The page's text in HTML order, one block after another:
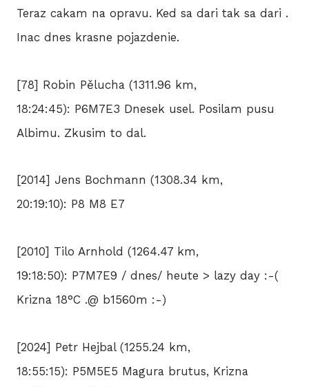
Teraz cakam na opravu. Ked sa dari tak sa dari .
Inac dnes krasne pojazdenie.
[78] Robin Pělucha (1311.96 km,
18:24:45): P6M7E3 Dnesek usel. Posilam pusu
Albimu. Zkusim to dal.
[2014] Jens Bochmann (1308.34 km,
20:19:10): P8 M8 E7
[2010] Tilo Arnhold (1264.47 km,
19:18:50): P7M7E9 / dnes/ heute > lazy day :-(
Krizna 18°C .@ b1560m :-)
[2024] Petr Hejbal (1255.24 km,
18:55:15): P5M5E5 Magura brutus, Krizna